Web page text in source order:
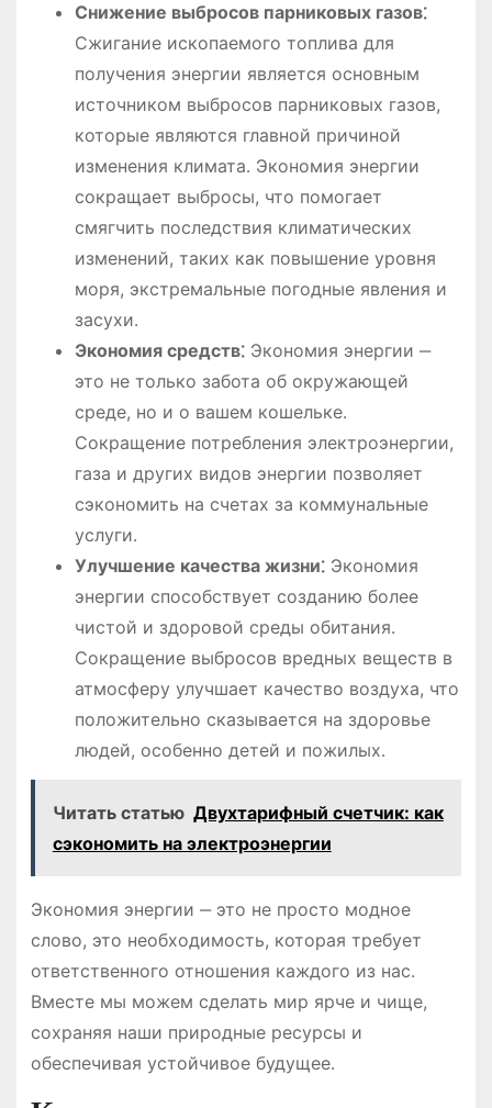
Снижение выбросов парниковых газов⁚
Сжигание ископаемого топлива для
получения энергии является основным
источником выбросов парниковых газов,
которые являются главной причиной
изменения климата․ Экономия энергии
сокращает выбросы, что помогает
смягчить последствия климатических
изменений, таких как повышение уровня
моря, экстремальные погодные явления и
засухи․
Экономия средств⁚Экономия энергии ‒
это не только забота об окружающей
среде, но и о вашем кошельке․
Сокращение потребления электроэнергии,
газа и других видов энергии позволяет
сэкономить на счетах за коммунальные
услуги․
Улучшение качества жизни⁚Экономия
энергии способствует созданию более
чистой и здоровой среды обитания․
Сокращение выбросов вредных веществ в
атмосферу улучшает качество воздуха, что
положительно сказывается на здоровье
людей, особенно детей и пожилых․
Читать статью Двухтарифный счетчик: как
сэкономить на электроэнергии
Экономия энергии ‒ это не просто модное
слово, это необходимость, которая требует
ответственного отношения каждого из нас․
Вместе мы можем сделать мир ярче и чище,
сохраняя наши природные ресурсы и
обеспечивая устойчивое будущее․